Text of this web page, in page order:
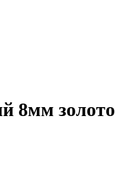
золото